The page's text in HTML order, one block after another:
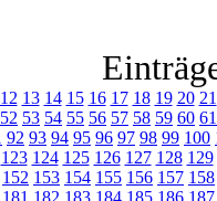
12 13 14 15 16 17 18 19 20 21
52 53 54 55 56 57 58 59 60 61
92 93 94 95 96 97 98 99 100
123 124 125 126 127 128 129
152 153 154 155 156 157 158